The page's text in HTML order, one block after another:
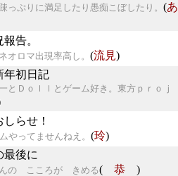
っぷりに満足したり愚痴こぼしたり。 (あ
告。
オロマ出現率高し。 (流見)
年初日記
とＤｏｌｌとゲーム好き。東方ｐｒｏｊ
しらせ！
やってませんねえ。 (玲)
最後に
の こころが きめる( 恭 )